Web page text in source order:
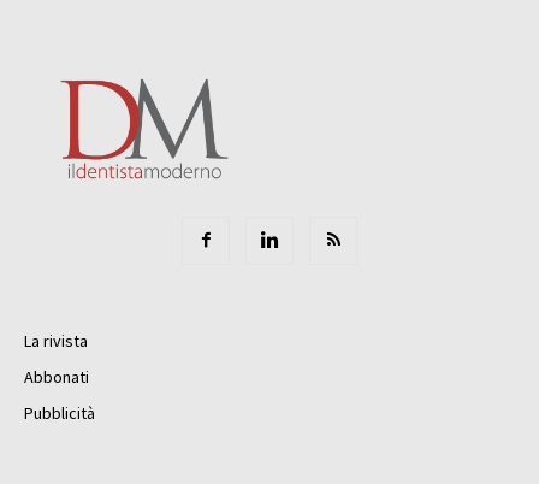
La rivista
Abbonati
Pubblicità